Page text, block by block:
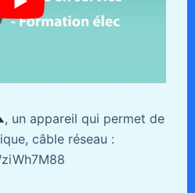
, un appareil qui permet de
câble réseau :